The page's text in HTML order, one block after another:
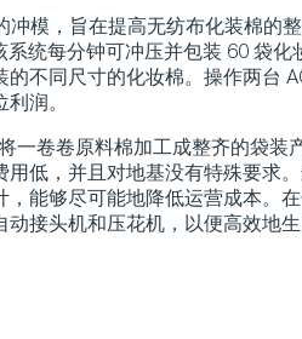
冲模，旨在提高无纺布化装棉的
系统每分钟可冲压并包装 60 袋化
的不同尺寸的化妆棉。操作两台
润。
一卷卷原料棉加工成整齐的袋装
用低，并且对地基没有特殊要求
，能够尽可能地降低运营成本。
接头机和压花机，以便高效地生